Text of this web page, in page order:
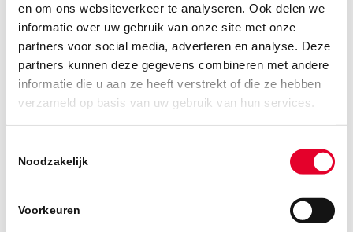
en om ons websiteverkeer te analyseren. Ook delen we
informatie over uw gebruik van onze site met onze
partners voor social media, adverteren en analyse. Deze
partners kunnen deze gegevens combineren met andere
informatie die u aan ze heeft verstrekt of die ze hebben
verzameld op basis van uw gebruik van hun services.
Noodzakelijk
Voorkeuren